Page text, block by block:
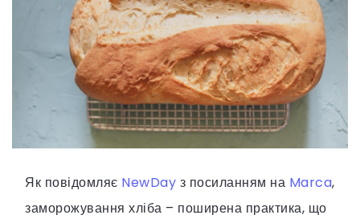
Як повідомляє NewDay з посиланням на Marca,
заморожування хліба – поширена практика, що